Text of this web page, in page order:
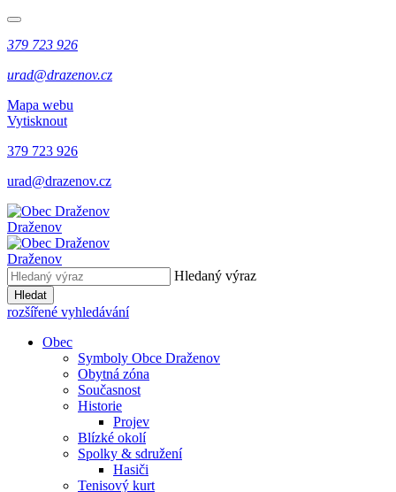
379 723 926
urad@drazenov.cz
Mapa webu
Vytisknout
379 723 926
urad@drazenov.cz
Draženov
Draženov
Hledaný výraz
Hledat
rozšířené vyhledávání
Obec
Symboly Obce Draženov
Obytná zóna
Současnost
Historie
Projev
Blízké okolí
Spolky & sdružení
Hasiči
Tenisový kurt